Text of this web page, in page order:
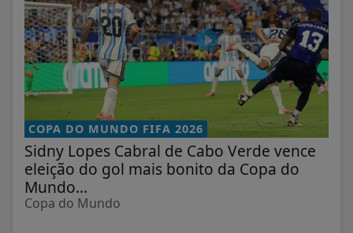
COPA DO MUNDO FIFA 2026
Sidny Lopes Cabral de Cabo Verde vence
eleição do gol mais bonito da Copa do
Mundo...
Copa do Mundo